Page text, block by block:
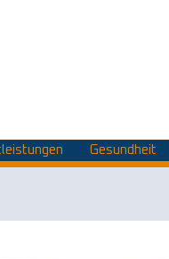
Gesundheit